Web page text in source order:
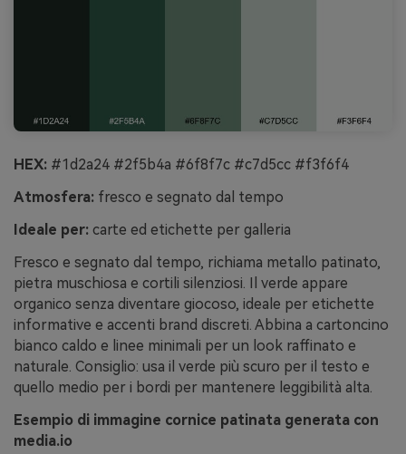
HEX: #1d2a24 #2f5b4a #6f8f7c #c7d5cc #f3f6f4
Atmosfera: fresco e segnato dal tempo
Ideale per: carte ed etichette per galleria
Fresco e segnato dal tempo, richiama metallo patinato,
pietra muschiosa e cortili silenziosi. Il verde appare
organico senza diventare giocoso, ideale per etichette
informative e accenti brand discreti. Abbina a cartoncino
bianco caldo e linee minimali per un look raffinato e
naturale. Consiglio: usa il verde più scuro per il testo e
quello medio per i bordi per mantenere leggibilità alta.
Esempio di immagine cornice patinata generata con
media.io